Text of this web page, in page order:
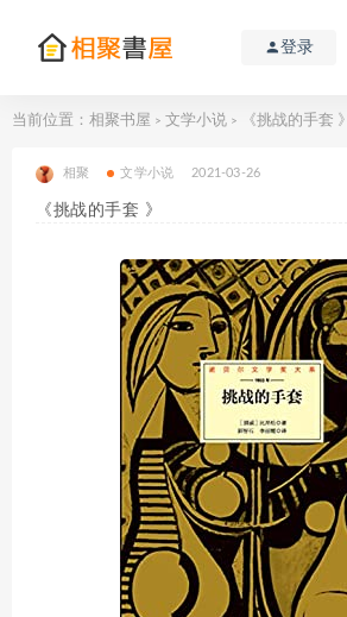
登录
当前位置： 相聚书屋 > 文学小说 > 《挑战的手套 》
相聚 文学小说 2021-03-26
《挑战的手套 》